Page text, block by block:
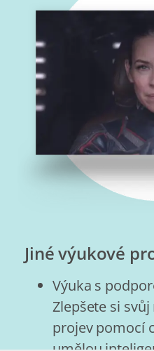
Jiné výukové
Výuka s
Zlepšete si
projev pomocí